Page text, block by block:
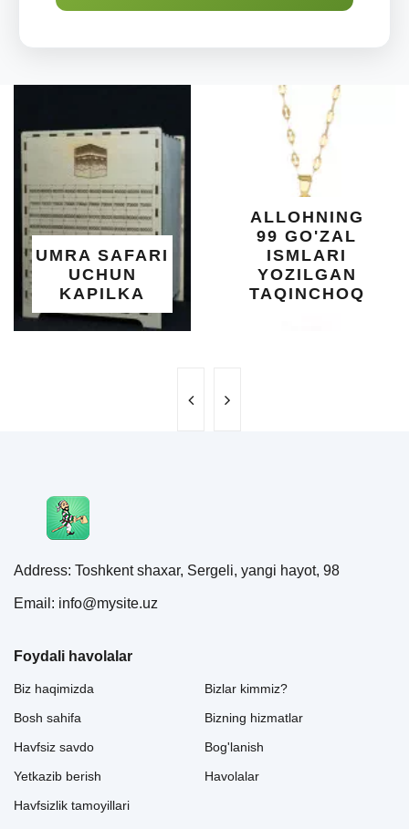
SAFARI
ALLOHNING
99 GO'ZAL
ISMLARI
YOZILGAN
TAQINCHOQ
Address: Toshkent shaxar, Sergeli, yangi hayot, 98
Email: info@mysite.uz
Foydali havolalar
Biz haqimizda
Bosh sahifa
Havfsiz savdo
Yetkazib berish
Havfsizlik tamoyillari
Bizlar kimmiz?
Bizning hizmatlar
Bog'lanish
Havolalar